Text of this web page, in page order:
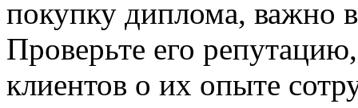
покупку диплома, важно
Проверьте его
клиентов о их опыте